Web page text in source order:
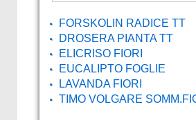
FORSKOLIN RADICE TT
DROSERA PIANTA TT
ELICRISO FIORI
EUCALIPTO FOGLIE
LAVANDA FIORI
TIMO VOLGARE